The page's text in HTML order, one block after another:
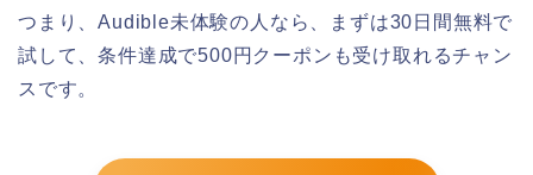
つまり、Audible未体験の人なら、まずは30日間無料で
試して、条件達成で500円クーポンも受け取れるチャン
スです。